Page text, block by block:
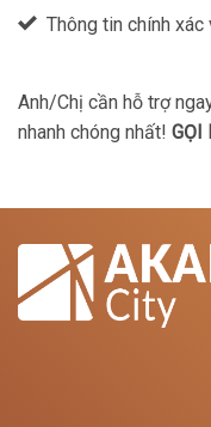
Thông tin chính
Anh/Chị cần hỗ trợ
nhanh chóng nhất! GỌI